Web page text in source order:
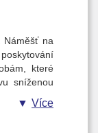
skupinou
kdy oba
jeden
a druhý již
rodinou,
zájem být
Náměšť na
které
sníženou
od
možno
rodinou.
Více